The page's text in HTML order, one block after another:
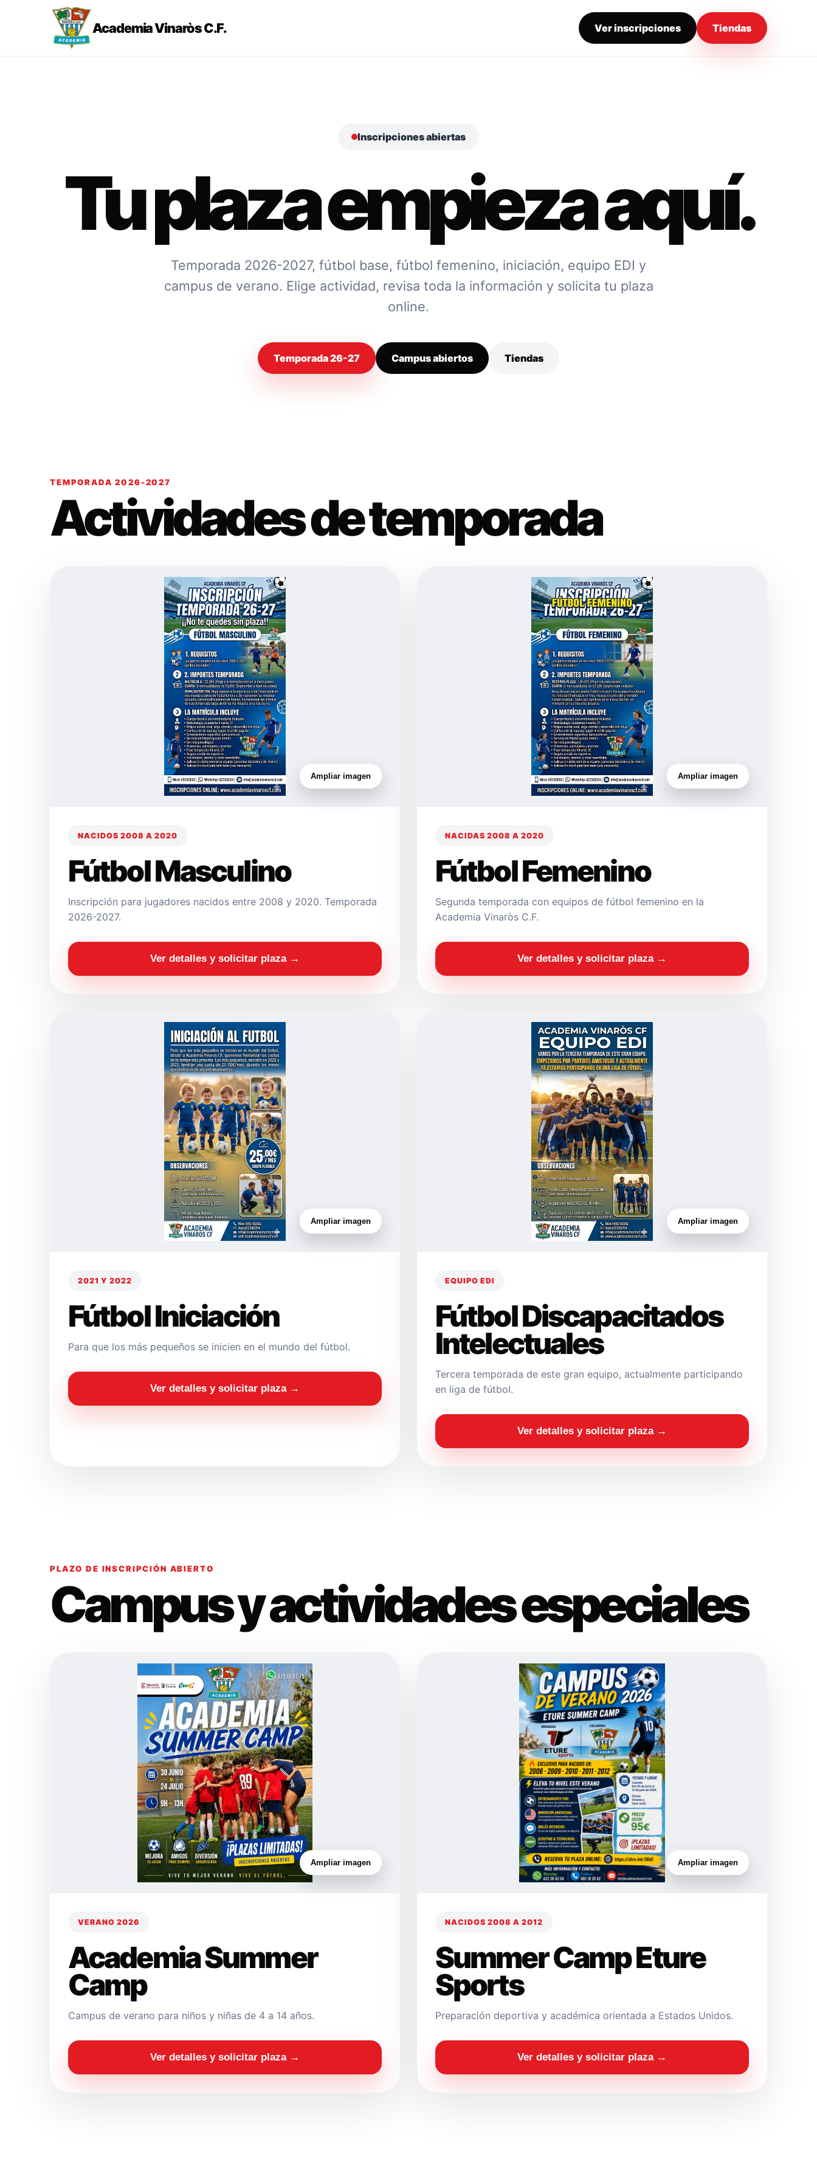
Academia Vinaròs C.F. Ver inscripciones Tiendas
Inscripciones abiertas
Tu plaza empieza aquí.
Temporada 2026-2027, fútbol base, fútbol femenino, iniciación, equipo EDI y
campus de verano. Elige actividad, revisa toda la información y solicita tu plaza
online.
Temporada 26-27 Campus abiertos Tiendas
TEMPORADA 2026-2027
Actividades de temporada
Ampliar imagen
NACIDOS 2008 A 2020
Fútbol Masculino
Inscripción para jugadores nacidos entre 2008 y 2020. Temporada
2026-2027.
Ver detalles y solicitar plaza →
Ampliar imagen
NACIDAS 2008 A 2020
Fútbol Femenino
Segunda temporada con equipos de fútbol femenino en la
Academia Vinaròs C.F.
Ver detalles y solicitar plaza →
Ampliar imagen
2021 Y 2022
Fútbol Iniciación
Para que los más pequeños se inicien en el mundo del fútbol.
Ver detalles y solicitar plaza →
Ampliar imagen
EQUIPO EDI
Fútbol Discapacitados
Intelectuales
Tercera temporada de este gran equipo, actualmente participando
en liga de fútbol.
Ver detalles y solicitar plaza →
PLAZO DE INSCRIPCIÓN ABIERTO
Campus y actividades especiales
Ampliar imagen
VERANO 2026
Academia Summer
Camp
Campus de verano para niños y niñas de 4 a 14 años.
Ver detalles y solicitar plaza →
Ampliar imagen
NACIDOS 2008 A 2012
Summer Camp Eture
Sports
Preparación deportiva y académica orientada a Estados Unidos.
Ver detalles y solicitar plaza →